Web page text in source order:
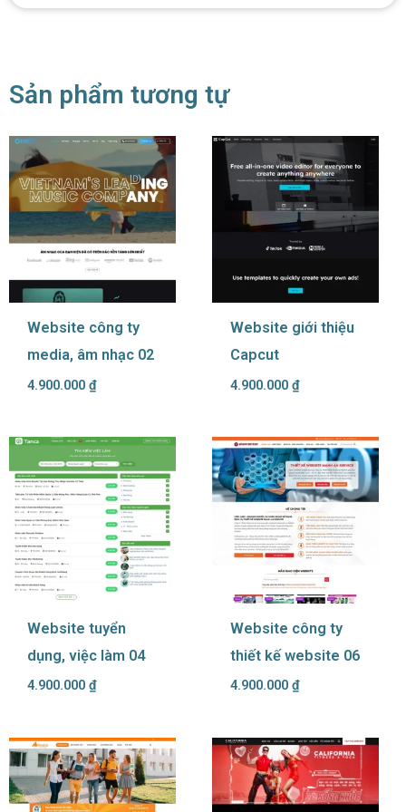
Sản phẩm tương tự
Website công ty
media, âm nhạc 02
4.900.000 ₫
Website giới thiệu
Capcut
4.900.000 ₫
Website tuyển
dụng, việc làm 04
4.900.000 ₫
Website công ty
thiết kế website 06
4.900.000 ₫